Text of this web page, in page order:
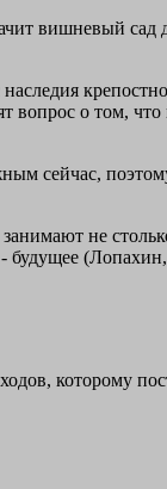
вишневый
вопрос о том,
сейчас,
не
будущее
которому